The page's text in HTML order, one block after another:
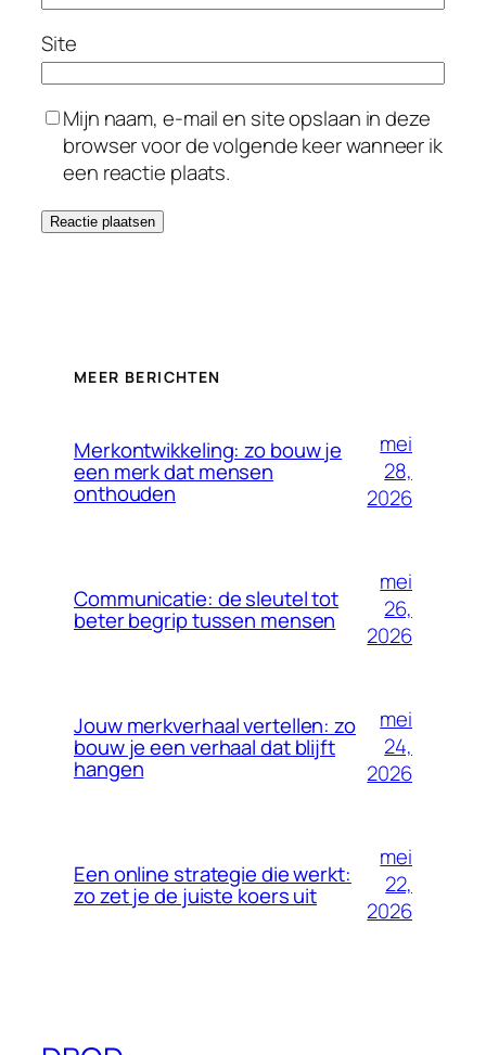
Site
Mijn naam, e-mail en site opslaan in deze
browser voor de volgende keer wanneer ik
een reactie plaats.
MEER BERICHTEN
Merkontwikkeling: zo bouw je
een merk dat mensen
onthouden
mei
28,
2026
Communicatie: de sleutel tot
beter begrip tussen mensen
mei
26,
2026
Jouw merkverhaal vertellen: zo
bouw je een verhaal dat blijft
hangen
mei
24,
2026
Een online strategie die werkt:
zo zet je de juiste koers uit
mei
22,
2026